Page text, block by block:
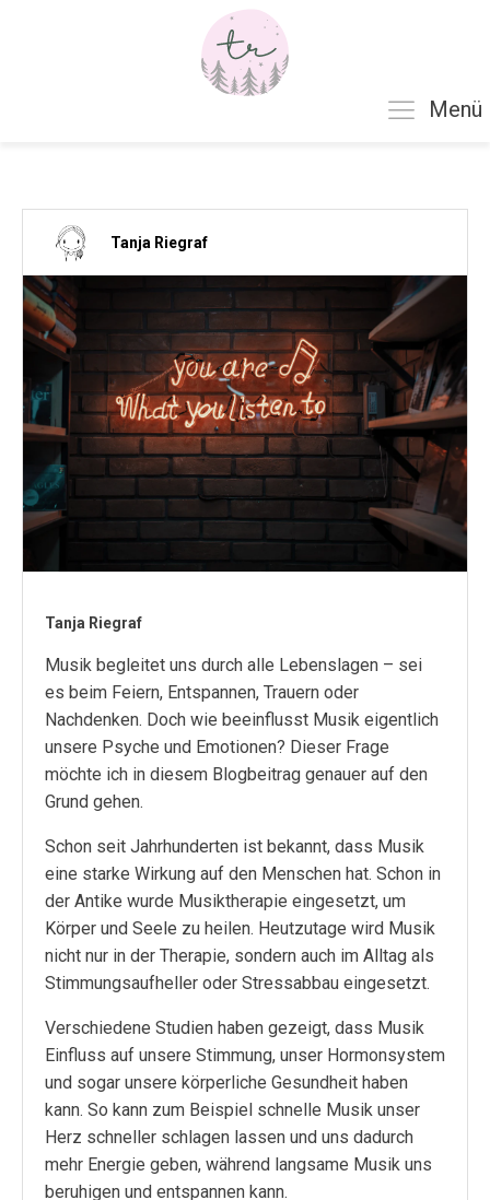
Menü
Tanja Riegraf
Tanja Riegraf
Musik begleitet uns durch alle Lebenslagen – sei
es beim Feiern, Entspannen, Trauern oder
Nachdenken. Doch wie beeinflusst Musik eigentlich
unsere Psyche und Emotionen? Dieser Frage
möchte ich in diesem Blogbeitrag genauer auf den
Grund gehen.
Schon seit Jahrhunderten ist bekannt, dass Musik
eine starke Wirkung auf den Menschen hat. Schon in
der Antike wurde Musiktherapie eingesetzt, um
Körper und Seele zu heilen. Heutzutage wird Musik
nicht nur in der Therapie, sondern auch im Alltag als
Stimmungsaufheller oder Stressabbau eingesetzt.
Verschiedene Studien haben gezeigt, dass Musik
Einfluss auf unsere Stimmung, unser Hormonsystem
und sogar unsere körperliche Gesundheit haben
kann. So kann zum Beispiel schnelle Musik unser
Herz schneller schlagen lassen und uns dadurch
mehr Energie geben, während langsame Musik uns
beruhigen und entspannen kann.